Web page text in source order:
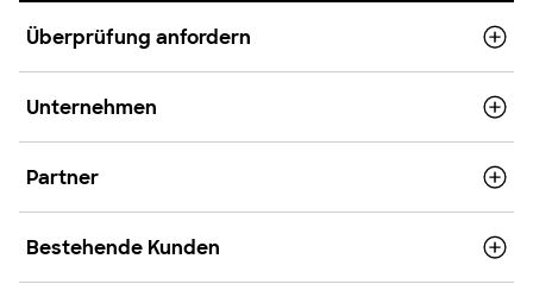
Überprüfung anfordern
Unternehmen
Partner
Bestehende Kunden